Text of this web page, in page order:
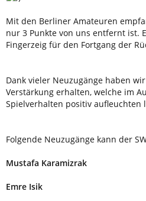
Mit den Berliner Amateuren
nur 3 Punkte von uns entfernt ist.
Fingerzeig für den Fortgang der
Dank vieler Neuzugänge haben
Verstärkung erhalten, welche im
Spielverhalten positiv aufleuchten
Folgende Neuzugänge kann der
Mustafa Karamizrak
Emre Isik